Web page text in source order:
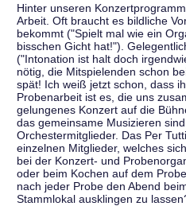
Hinter unseren
Arbeit. Oft braucht es bildliche
bekommt ("Spielt mal wie ein
bisschen Gicht hat!").
("Intonation ist halt doch
nötig, die Mitspielenden schon
spät! Ich weiß jetzt schon, dass
Probenarbeit ist es, die uns
gelungenes Konzert auf die
das gemeinsame Musizieren
Orchestermitglieder. Das Per
einzelnen Mitglieder, welches
bei der Konzert- und
oder beim Kochen auf dem
nach jeder Probe den Abend
Stammlokal ausklingen zu